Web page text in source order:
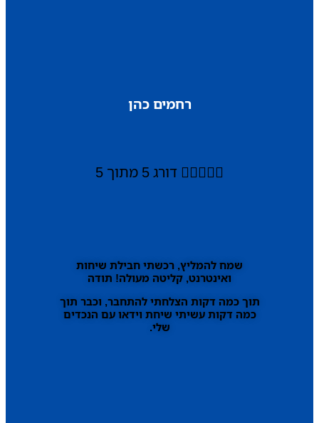
רחמים כהן
 דורג 5 מתוך 5
שמח להמליץ, רכשתי חבילת שיחות
ואינטרנט, קליטה מעולה! תודה
תוך כמה דקות הצלחתי להתחבר, וכבר תוך
כמה דקות עשיתי שיחת וידאו עם הנכדים
שלי.